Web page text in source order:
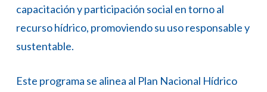
capacitación y participación social en torno al
recurso hídrico, promoviendo su uso responsable y
sustentable.
Este programa se alinea al Plan Nacional Hídrico